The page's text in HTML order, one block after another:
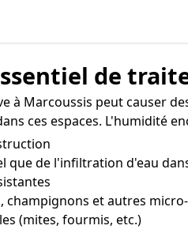
de
à Marcoussis peut causer
ces espaces. L'humidité
que de l'infiltration d'eau
champignons et autres
(mites, fourmis, etc.)